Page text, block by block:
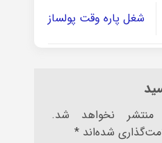
شغل پاره وقت پولساز
منتشر نخواهد شد.
شده‌اند *